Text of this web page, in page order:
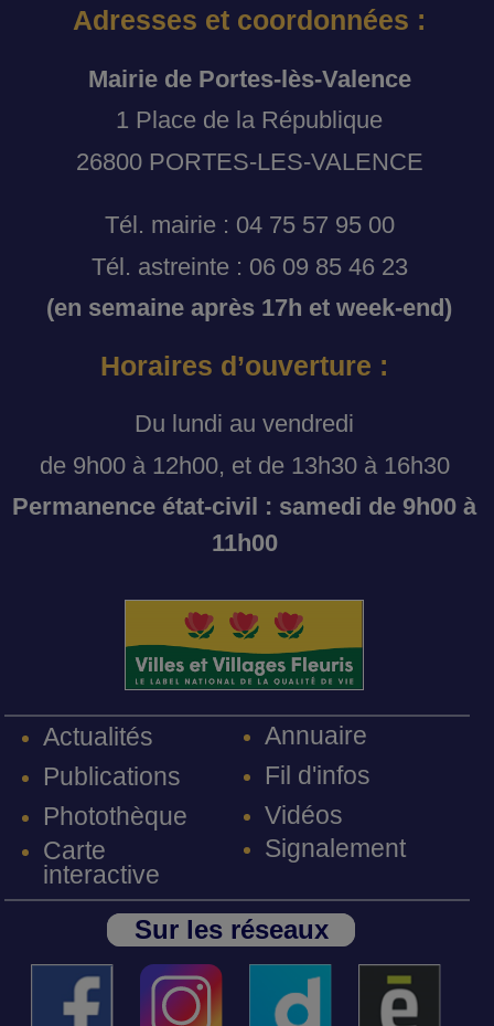
Adresses et coordonnées :
Mairie de Portes-lès-Valence
1 Place de la République
26800 PORTES-LES-VALENCE
Tél. mairie : 04 75 57 95 00
Tél. astreinte : 06 09 85 46 23
(en semaine après 17h et week-end)
Horaires d’ouverture :
Du lundi au vendredi
de 9h00 à 12h00, et de 13h30 à 16h30
Permanence état-civil : samedi de 9h00 à
11h00
Actualités
Publications
Photothèque
Carte
interactive
Annuaire
Fil d'infos
Vidéos
Signalement
Sur les réseaux